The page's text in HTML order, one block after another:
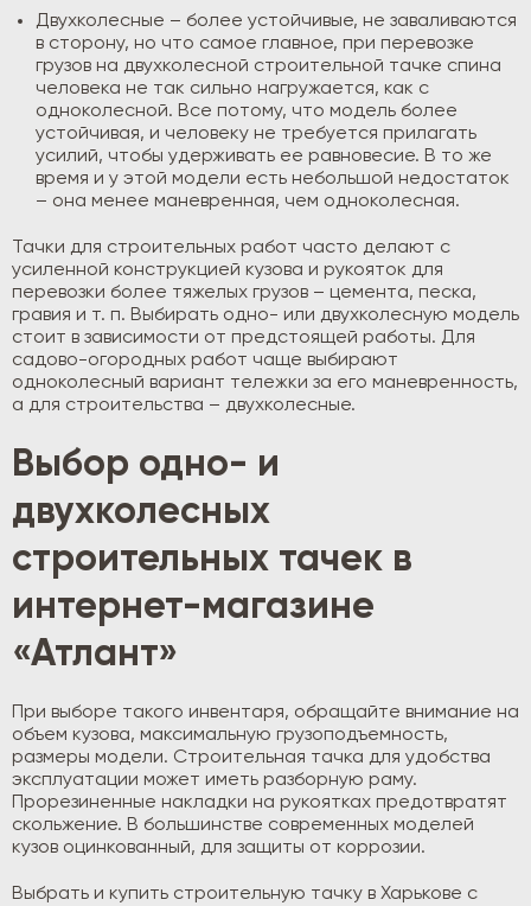
Двухколесные – более устойчивые, не заваливаются
в сторону, но что самое главное, при перевозке
грузов на двухколесной строительной тачке спина
человека не так сильно нагружается, как с
одноколесной. Все потому, что модель более
устойчивая, и человеку не требуется прилагать
усилий, чтобы удерживать ее равновесие. В то же
время и у этой модели есть небольшой недостаток
– она менее маневренная, чем одноколесная.
Тачки для строительных работ часто делают с
усиленной конструкцией кузова и рукояток для
перевозки более тяжелых грузов – цемента, песка,
гравия и т. п. Выбирать одно- или двухколесную модель
стоит в зависимости от предстоящей работы. Для
садово-огородных работ чаще выбирают
одноколесный вариант тележки за его маневренность,
а для строительства – двухколесные.
Выбор одно- и
двухколесных
строительных тачек в
интернет-магазине
«Атлант»
При выборе такого инвентаря, обращайте внимание на
объем кузова, максимальную грузоподъемность,
размеры модели. Строительная тачка для удобства
эксплуатации может иметь разборную раму.
Прорезиненные накладки на рукоятках предотвратят
скольжение. В большинстве современных моделей
кузов оцинкованный, для защиты от коррозии.
Выбрать и купить строительную тачку в Харькове с